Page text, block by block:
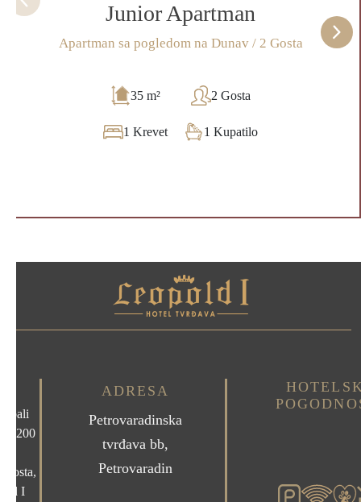
Junior Apartman
Apartman sa pogledom na Dunav / 2 Gosta
35 m² 2 Gosta
1 Krevet 1 Kupatilo
obali
200
I
ADRESA
Petrovaradinska
tvrđava bb,
Petrovaradin